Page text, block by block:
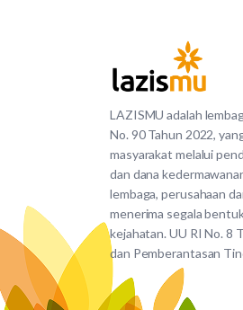
LAZISMU adalah
No. 90 Tahun 2022,
masyarakat melalui
dan dana
lembaga, perusahaan
menerima segala
kejahatan. UU RI No. 8
dan Pemberantasan